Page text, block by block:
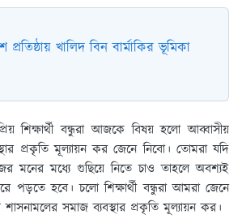
খালিদ বিন বার্মাকির ভূমিকা
শিক্ষার্থী বন্ধুরা আজকে বিষয় হলো আব্বাসীয়
প্রকৃতি মূল্যায়ন কর জেনে নিবো। তোমরা যদি
মনের মধ্যে গুছিয়ে নিতে চাও তাহলে অবশ্যই
পড়তে হবে। চলো শিক্ষার্থী বন্ধুরা আমরা জেনে
সমাজ ব্যবস্থার প্রকৃতি মূল্যায়ন কর।